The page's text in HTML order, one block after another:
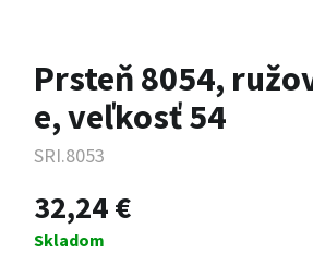
Prsteň 8054,
e, veľkosť 54
SRI.8053
32,24 €
Skladom